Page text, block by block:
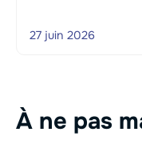
27 juin 2026
À ne pas